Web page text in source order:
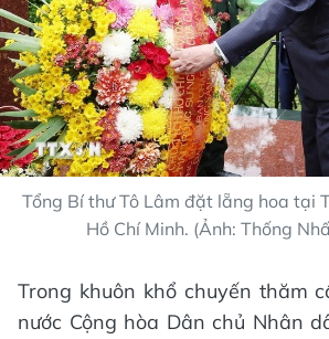
Tổng Bí thư Tô Lâm đặt lẵng hoa tại
Hồ Chí Minh. (Ảnh: Thống
Trong khuôn khổ chuyến thăm
nước Cộng hòa Dân chủ Nhân